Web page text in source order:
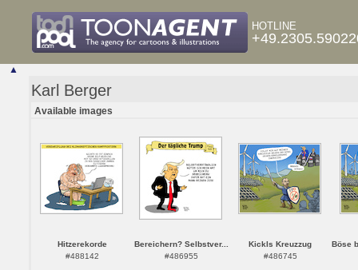
HOTLINE
▲
Karl Berger
Available images
Hitzerekorde
#488142
Bereichern? Selbstver...
#486955
Kickls Kreuzzug
#486745
Böse